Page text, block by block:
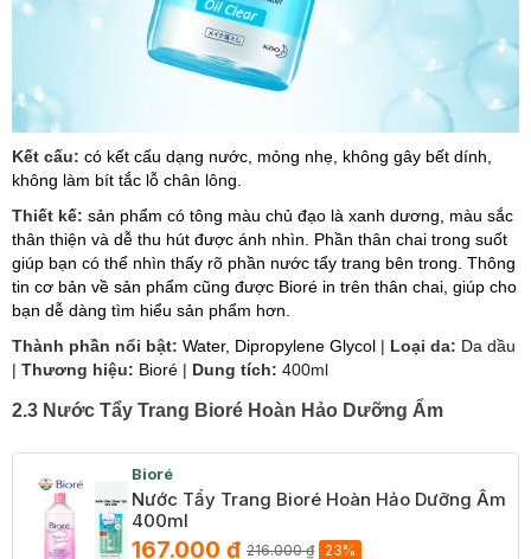
Kết cấu: có kết cấu dạng nước, mỏng nhẹ, không gây bết dính,
không làm bít tắc lỗ chân lông.
Thiết kế: sản phẩm có tông màu chủ đạo là xanh dương, màu sắc
thân thiện và dễ thu hút được ánh nhìn. Phần thân chai trong suốt
giúp bạn có thể nhìn thấy rõ phần nước tẩy trang bên trong. Thông
tin cơ bản về sản phẩm cũng được Bioré in trên thân chai, giúp cho
bạn dễ dàng tìm hiểu sản phẩm hơn.
Thành phần nổi bật: Water, Dipropylene Glycol | Loại da: Da dầu
| Thương hiệu: Bioré | Dung tích: 400ml
2.3 Nước Tẩy Trang Bioré Hoàn Hảo Dưỡng Ẩm
Bioré
Nước Tẩy Trang Bioré Hoàn Hảo Dưỡng Ẩm
400ml
167.000 ₫ 216.000 ₫ 23%